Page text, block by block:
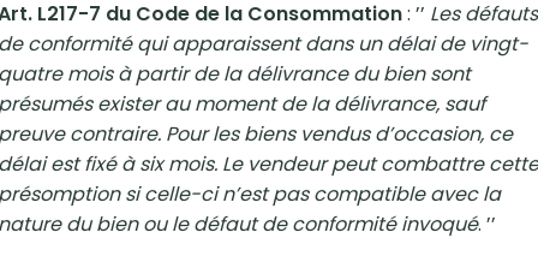
L217-7 du Code de la Consommation: ’’ Les défauts
conformité qui apparaissent dans un délai de vingt-
mois à partir de la délivrance du bien sont
exister au moment de la délivrance, sauf
contraire. Pour les biens vendus d’occasion, ce
est fixé à six mois. Le vendeur peut combattre cette
si celle-ci n’est pas compatible avec la
du bien ou le défaut de conformité invoqué. ’’